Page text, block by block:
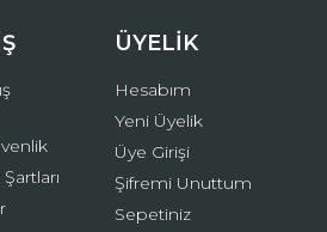
ÜYELİK
Hesabım
Yeni Üyelik
Üye Girişi
Şifremi Unuttum
Sepetiniz